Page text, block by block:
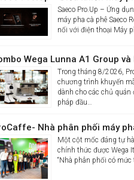
Saeco Pro.Up – Ứng
máy pha cà phê Saeco
nối với điện thoại Máy
Trong tháng 8/2026,
chương trình khuyến
dành cho các chủ
pháp đầu…
Một cột mốc đáng tự
chính thức được Wega
“Nhà phân phối có